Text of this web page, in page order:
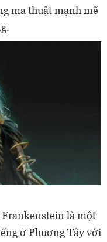
ma thuật mạnh mẽ
là một
ở Phương Tây với